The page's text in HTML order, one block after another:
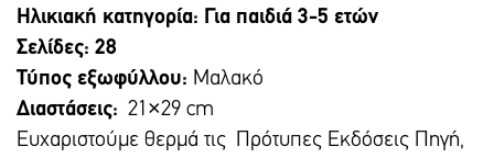
Ηλικιακή κατηγορία: Για παιδιά 3-5 ετών
Σελίδες: 28
Τύπος εξωφύλλου: Μαλακό
Διαστάσεις: 21×29 cm
Ευχαριστούμε θερμά τις Πρότυπες Εκδόσεις Πηγή,